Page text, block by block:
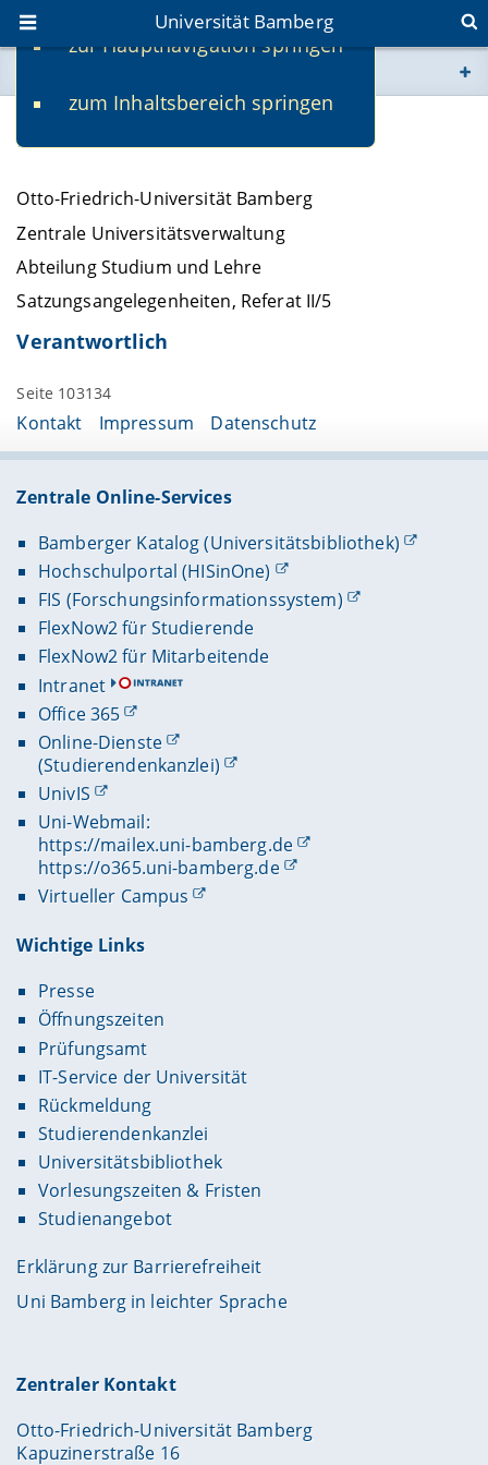
zur Hauptnavigation springen
zum Inhaltsbereich springen
Universität Bamberg
www.uni-bamberg.de
fis.uni-bamberg.de
Kontakt
Otto-Friedrich-Universität Bamberg
Zentrale Universitätsverwaltung
Abteilung Studium und Lehre
Satzungsangelegenheiten, Referat II/5
Verantwortlich
Seite 103134
Kontakt Impressum Datenschutz
Zentrale Online-Services
Bamberger Katalog (Universitätsbibliothek)
Hochschulportal (HISinOne)
FIS (Forschungsinformationssystem)
FlexNow2 für Studierende
FlexNow2 für Mitarbeitende
Intranet
Office 365
Online-Dienste
(Studierendenkanzlei)
UnivIS
Uni-Webmail:
https://mailex.uni-bamberg.de
https://o365.uni-bamberg.de
Virtueller Campus
Wichtige Links
Presse
Öffnungszeiten
Prüfungsamt
IT-Service der Universität
Rückmeldung
Studierendenkanzlei
Universitätsbibliothek
Vorlesungszeiten & Fristen
Studienangebot
Erklärung zur Barrierefreiheit
Uni Bamberg in leichter Sprache
Zentraler Kontakt
Otto-Friedrich-Universität Bamberg
Kapuzinerstraße 16